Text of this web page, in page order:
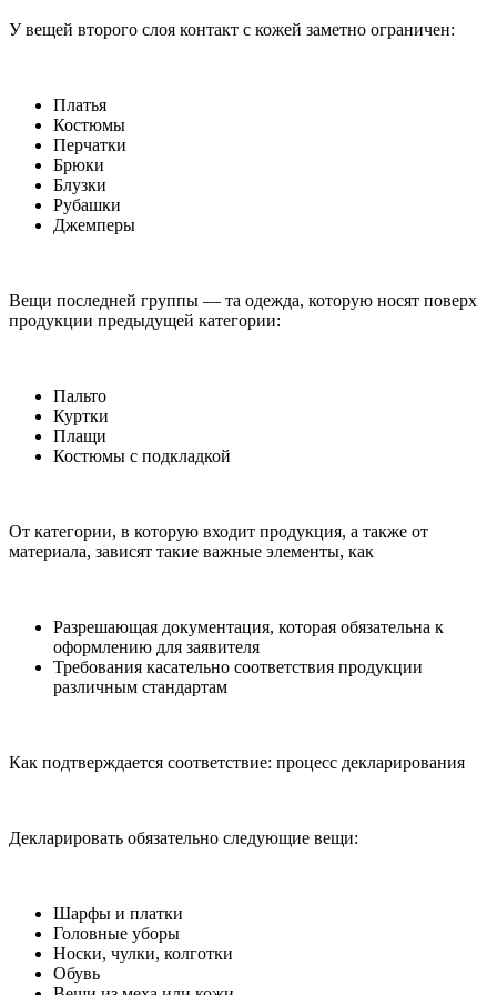
У вещей второго слоя контакт с кожей заметно ограничен:
Платья
Костюмы
Перчатки
Брюки
Блузки
Рубашки
Джемперы
Вещи последней группы — та одежда, которую носят поверх
продукции предыдущей категории:
Пальто
Куртки
Плащи
Костюмы с подкладкой
От категории, в которую входит продукция, а также от
материала, зависят такие важные элементы, как
Разрешающая документация, которая обязательна к
оформлению для заявителя
Требования касательно соответствия продукции
различным стандартам
Как подтверждается соответствие: процесс декларирования
Декларировать обязательно следующие вещи:
Шарфы и платки
Головные уборы
Носки, чулки, колготки
Обувь